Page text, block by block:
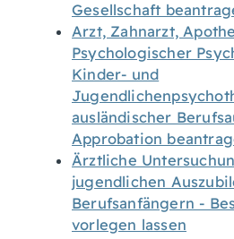
Gesellschaft
Arzt, Zahnarzt,
Psychologischer
Kinder- und
ausländischer
Approbation
Ärztliche
jugendlichen
Berufsanfängern -
vorlegen lassen